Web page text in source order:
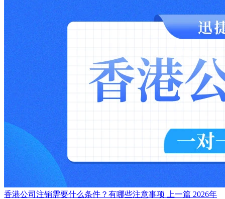
香港公司注销需要什么条件？有哪些注意事项 上一篇 2026年